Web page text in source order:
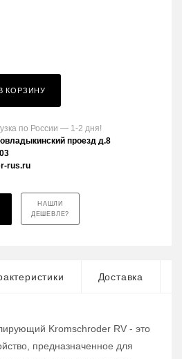
КОРЗИНУ
по России — 1-2 дня!
проезд д.8
rus.ru
НАШЛИ
ДЕШЕВЛЕ?
Доставка
Kromschroder RV - это
предназначенное для